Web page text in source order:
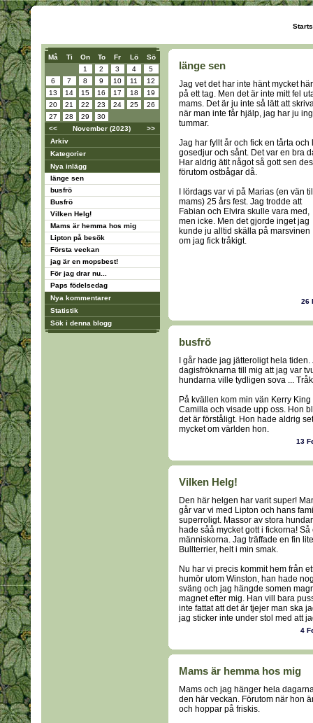
Må Ti On To Fr Lö
Sö
1
2 3 4
5
6
7 8 9 10 11
12
13
14 15 16 17 18
19
20
21 22 23 24 25
26
27
28 29
30
<<
November (2023)
>>
Arkiv
Kategorier
Nya inlägg
länge sen
busfrö
Busfrö
Vilken Helg!
Mams är hemma hos mig
Lipton på besök
Första veckan
jag är en mopsbest!
För jag drar nu...
Paps födelsedag
Nya kommentarer
Statistik
Sök i denna blogg
länge sen
Jag vet det har inte hänt mycket här
på ett tag. Men det är inte mitt fel
mams. Det är ju inte så lätt att
när man inte får hjälp, jag har ju
tummar.
Jag har fyllt år och fick en tårta och
gosedjur och sånt. Det var en bra
Har aldrig ätit något så gott sen
förutom ostbågar då.
I lördags var vi på Marias (en vän
mams) 25 års fest. Jag trodde att
Fabian och Elvira skulle vara med,
men icke. Men det gjorde inget jag
kunde ju alltid skälla på marsvinen
om jag fick tråkigt.
26
busfrö
I går hade jag jätteroligt hela
dagisfröknarna till mig att jag var
hundarna ville tydligen sova ...
På kvällen kom min vän Kerry
Camilla och visade upp oss. Hon
det är förståligt. Hon hade aldrig
mycket om världen hon.
13
Vilken Helg!
Den här helgen har varit super!
går var vi med Lipton och hans
superroligt. Massor av stora
hade såå mycket gott i fickorna!
människorna. Jag träffade en fin
Bullterrier, helt i min smak.
Nu har vi precis kommit hem från
humör utom Winston, han hade
sväng och jag hängde somen
magnet efter mig. Han vill bara
inte fattat att det är tjejer man ska
jag sticker inte under stol med att
4
Mams är hemma hos mig
Mams och jag hänger hela
den här veckan. Förutom när hon
och hoppar på friskis.